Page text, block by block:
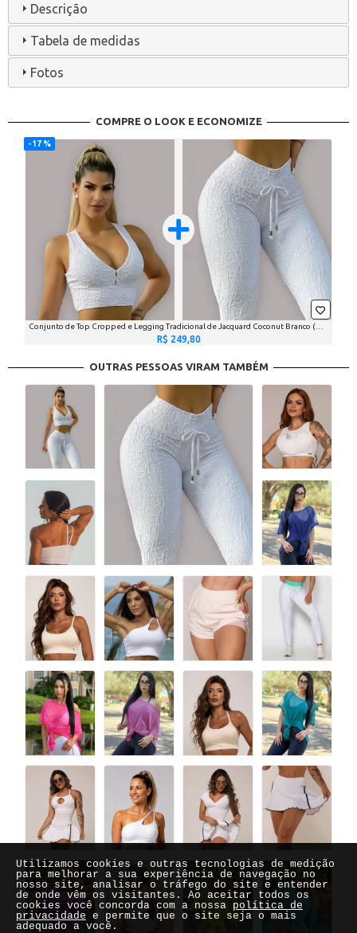
Descrição
Tabela de medidas
Fotos
COMPRE O LOOK E ECONOMIZE
17 %
R$ 249,80
OUTRAS PESSOAS VIRAM TAMBÉM
Utilizamos cookies e outras tecnologias de medição
para melhorar a sua experiência de navegação no
nosso site, analisar o tráfego do site e entender
de onde vêm os visitantes. Ao aceitar todos os
cookies você concorda com a nossa política de
privacidade e permite que o site seja o mais
adequado a você.